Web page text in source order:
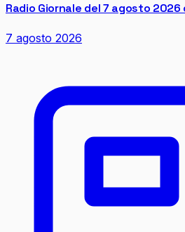
Radio Giornale del 7 agosto
7 agosto 2026